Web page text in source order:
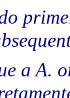
a A.